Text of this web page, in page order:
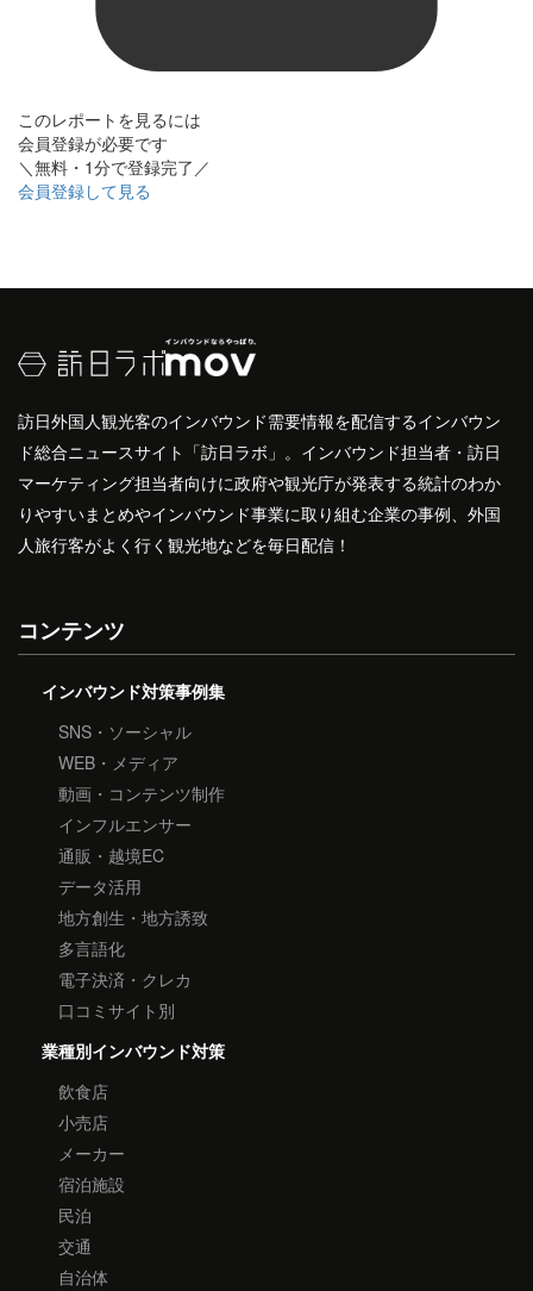
このレポートを見るには
会員登録が必要です
＼無料・1分で登録完了／
会員登録して見る
訪日外国人観光客のインバウンド需要情報を配信するインバウン
ド総合ニュースサイト「訪日ラボ」。インバウンド担当者・訪日
マーケティング担当者向けに政府や観光庁が発表する統計のわか
りやすいまとめやインバウンド事業に取り組む企業の事例、外国
人旅行客がよく行く観光地などを毎日配信！
コンテンツ
インバウンド対策事例集
SNS・ソーシャル
WEB・メディア
動画・コンテンツ制作
インフルエンサー
通販・越境EC
データ活用
地方創生・地方誘致
多言語化
電子決済・クレカ
口コミサイト別
業種別インバウンド対策
飲食店
小売店
メーカー
宿泊施設
民泊
交通
自治体